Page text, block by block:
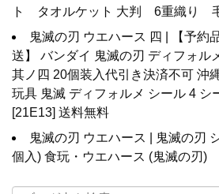
ト タオルケット 大判 6重織り
鬼滅の刃 ウエハース 四 | 【予約
送】 バンダイ 鬼滅の刃 ディフォル
其ノ四 20個装入代引き決済不可 沖
玩具 鬼滅 ディフォルメ シール 4 シ
[21E13] 送料無料
鬼滅の刃 ウエハース | 鬼滅の刃
個入) 食玩・ウエハース (鬼滅の刃)